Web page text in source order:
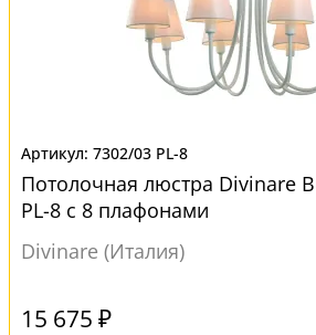
7302/03 PL-8
Потолочная люстра Divinare
PL-8 с 8 плафонами
Divinare (Италия)
15 675 ₽